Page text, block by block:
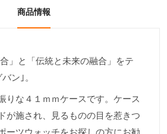
商品情報
」と「伝統と未来の融合」をテ
ン｣。
りな４１ｍｍケースです。ケース
が施され、見るものの目を惹きつ
ーツウォッチをお探しの方にお勧